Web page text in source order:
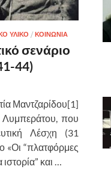
ΥΛΙΚΟ / ΚΟΙΝΩΝΙΑ
σενάριο
44)
Μαντζαρίδου[1]
Λυμπεράτου, που
Λέσχη (31
«Οι “πλατφόρμες
και …